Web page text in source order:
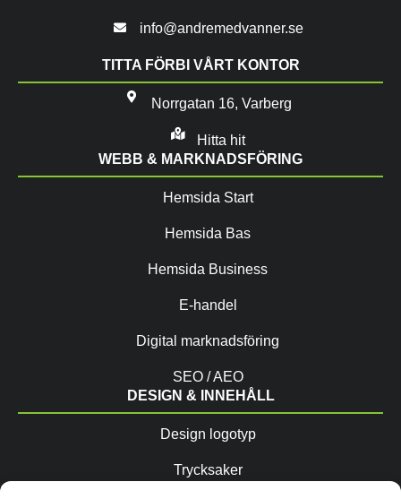
info@andremedvanner.se
TITTA FÖRBI VÅRT KONTOR
Norrgatan 16, Varberg
Hitta hit
WEBB & MARKNADSFÖRING
Hemsida Start
Hemsida Bas
Hemsida Business
E-handel
Digital marknadsföring
SEO / AEO
DESIGN & INNEHÅLL
Design logotyp
Trycksaker